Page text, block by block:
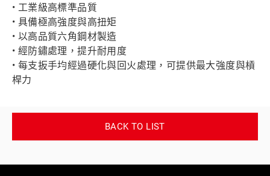
• 工業級高標準品質
• 具備極高強度與高扭矩
• 以高品質六角鋼材製造
• 經防鏽處理，提升耐用度
• 每支扳手均經過硬化與回火處理，可提供最大強度與槓
桿力
BACK TO LIST